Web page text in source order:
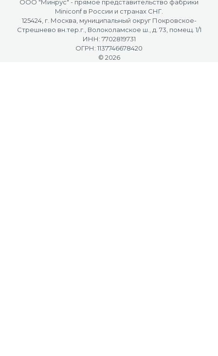
OOO "Минрус" - прямое представительство фабрики
Miniconf в России и странах СНГ.
125424, г. Москва, муниципальный округ Покровское-
Стрешнево вн.тер.г., Волоколамское ш., д. 73, помещ. 1/1
ИНН: 7702819731
ОГРН: 1137746678420
© 2026